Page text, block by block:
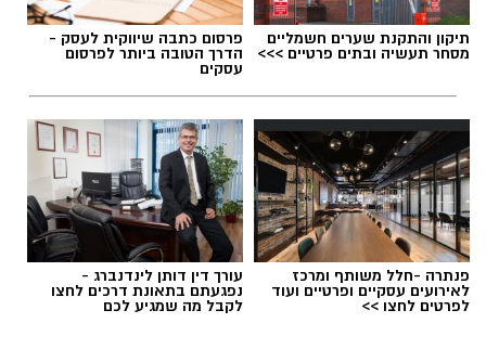
תגים:מצלמות מהירות, עדכון סף האכיפה במצלמות
מהירות
תיקון והתקנת שערים חשמליים
מסחר תעשיה ובתים פרטיים >>>
פרסום כתבה שיווקית לעסק -
הדרך הטובה ביותר לפרסום
עסקים
פנתרה -חלל משותף ומרכז
לאירועים עסקיים ופרטיים ועוד
לפרטים לחצו >>
עורך דין דותן לינדנברג -
נפגעתם בתאונת דרכים לחצו
לקבל מה שמגיע לכם